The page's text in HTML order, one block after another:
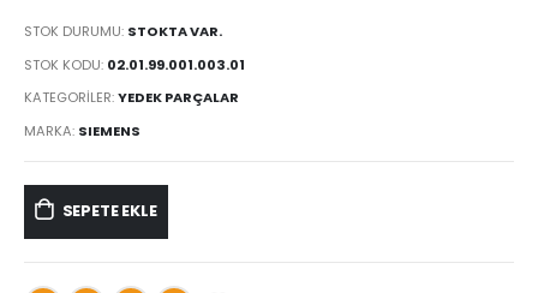
STOK DURUMU: STOKTA VAR.
STOK KODU: 02.01.99.001.003.01
KATEGORILER:YEDEK PARÇALAR
MARKA: SIEMENS
SEPETE EKLE